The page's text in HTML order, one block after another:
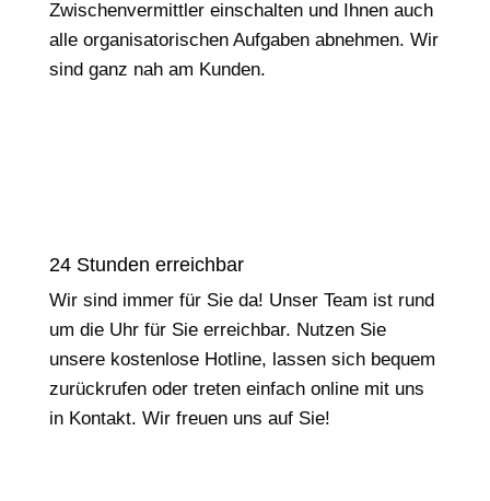
Zwischenvermittler einschalten und Ihnen auch
alle organisatorischen Aufgaben abnehmen. Wir
sind ganz nah am Kunden.
24 Stunden erreichbar
Wir sind immer für Sie da! Unser Team ist rund
um die Uhr für Sie erreichbar. Nutzen Sie
unsere kostenlose Hotline, lassen sich bequem
zurückrufen oder treten einfach online mit uns
in Kontakt. Wir freuen uns auf Sie!